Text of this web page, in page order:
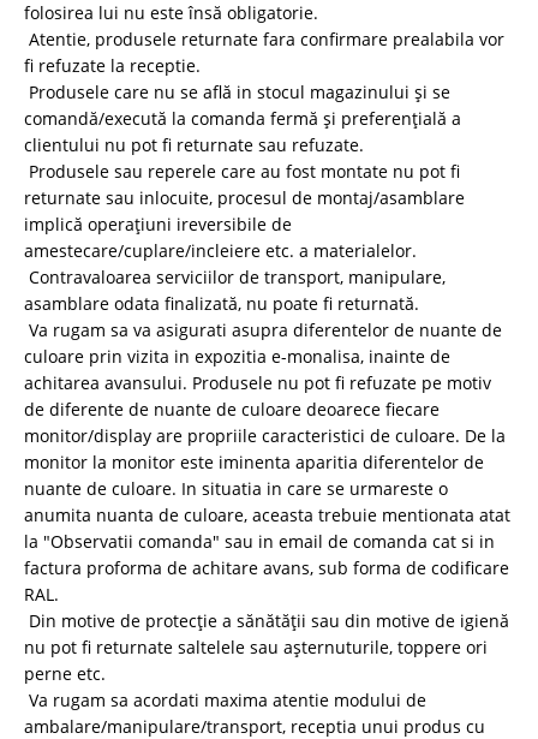
folosirea lui nu este însă obligatorie.
Atentie, produsele returnate fara confirmare prealabila vor
fi refuzate la receptie.
Produsele care nu se află in stocul magazinului și se
comandă/execută la comanda fermă și preferențială a
clientului nu pot fi returnate sau refuzate.
Produsele sau reperele care au fost montate nu pot fi
returnate sau inlocuite, procesul de montaj/asamblare
implică operațiuni ireversibile de
amestecare/cuplare/incleiere etc. a materialelor.
Contravaloarea serviciilor de transport, manipulare,
asamblare odata finalizată, nu poate fi returnată.
Va rugam sa va asigurati asupra diferentelor de nuante de
culoare prin vizita in expozitia e-monalisa, inainte de
achitarea avansului. Produsele nu pot fi refuzate pe motiv
de diferente de nuante de culoare deoarece fiecare
monitor/display are propriile caracteristici de culoare. De la
monitor la monitor este iminenta aparitia diferentelor de
nuante de culoare. In situatia in care se urmareste o
anumita nuanta de culoare, aceasta trebuie mentionata atat
la "Observatii comanda" sau in email de comanda cat si in
factura proforma de achitare avans, sub forma de codificare
RAL.
Din motive de protecție a sănătății sau din motive de igienă
nu pot fi returnate saltelele sau așternuturile, toppere ori
perne etc.
Va rugam sa acordati maxima atentie modului de
ambalare/manipulare/transport, receptia unui produs cu